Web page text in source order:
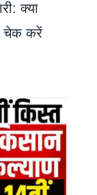
क्या
चेक करें